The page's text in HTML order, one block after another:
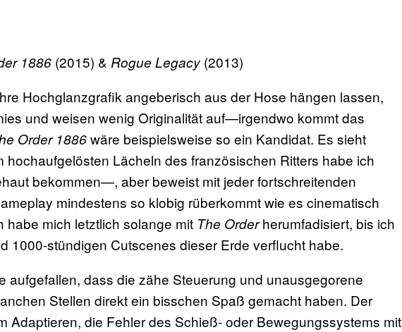
1886 (2015) & Rogue Legacy (2013)
Hochglanzgrafik angeberisch aus der Hose hängen lassen,
und weisen wenig Originalität auf—irgendwo kommt das
Order 1886wäre beispielsweise so ein Kandidat. Es sieht
Lächeln des französischen Ritters habe ich
bekommen—, aber beweist mit jeder fortschreitenden
mindestens so klobig rüberkommt wie es cinematisch
habe mich letztlich solange mit The Orderherumfadisiert, bis ich
1000-stündigen Cutscenes dieser Erde verflucht habe.
aufgefallen, dass die zähe Steuerung und unausgegorene
Stellen direkt ein bisschen Spaß gemacht haben. Der
Adaptieren, die Fehler des Schieß- oder Bewegungssystems mit